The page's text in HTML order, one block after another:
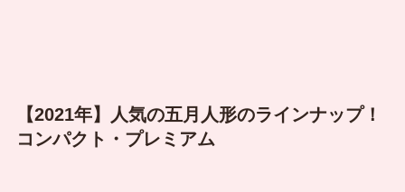
【2021年】人気の五月人形のラインナップ！
コンパクト・プレミアム